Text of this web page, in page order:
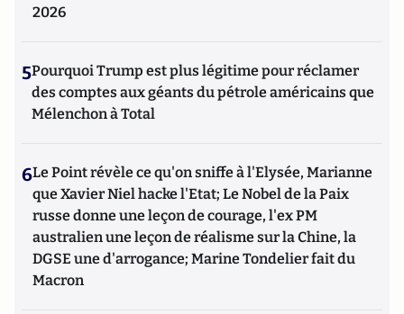
2026
5Pourquoi Trump est plus légitime pour réclamer
des comptes aux géants du pétrole américains que
Mélenchon à Total
6Le Point révèle ce qu'on sniffe à l'Elysée, Marianne
que Xavier Niel hacke l'Etat; Le Nobel de la Paix
russe donne une leçon de courage, l'ex PM
australien une leçon de réalisme sur la Chine, la
DGSE une d'arrogance; Marine Tondelier fait du
Macron